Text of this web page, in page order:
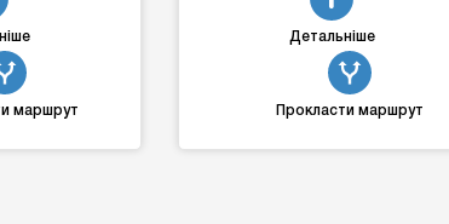
маршрут
Детальніше
Прокласти маршрут